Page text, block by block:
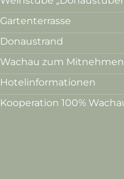
Gartenterrasse
Donaustrand
Wachau zum Mitnehmen
Hotelinformationen
Kooperation 100%